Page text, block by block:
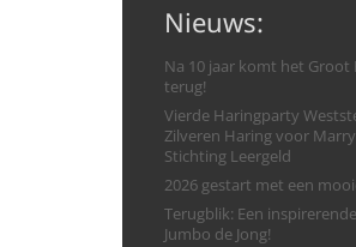
Nieuws:
Na 10 jaar komt het
terug!
Vierde Haringparty
Zilveren Haring voor
Stichting Leergeld
2026 gestart met een
Terugblik: Een
Jumbo de Jong!